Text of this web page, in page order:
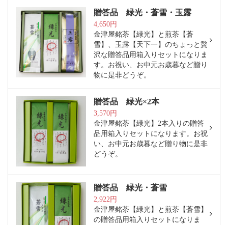
贈答品 緑光・蒼雪・玉露
4,650円
金津屋銘茶【緑光】と煎茶【蒼
雪】、玉露【天下一】のちょっと贅
沢な贈答品用箱入りセットになりま
す。お祝い、お中元お歳暮など贈り
物に是非どうぞ。
贈答品 緑光×2本
3,570円
金津屋銘茶【緑光】2本入りの贈答
品用箱入りセットになります。お祝
い、お中元お歳暮など贈り物に是非
どうぞ。
贈答品 緑光・蒼雪
2,922円
金津屋銘茶【緑光】と煎茶【蒼雪】
の贈答品用箱入りセットになりま